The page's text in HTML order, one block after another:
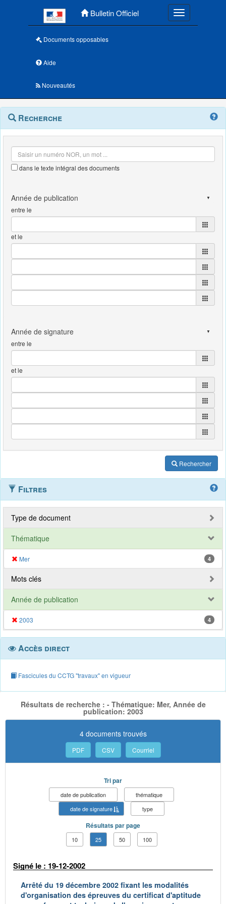
Bulletin Officiel Toggle
Documents opposables
Aide
Nouveautés
Navigation
outils
Menu
contextuel
Recherche
dans le texte intégral des documents
entre le
et le
entre le
et le
Rechercher
Filtres
Type de document
Thématique
Mer 4
Mots clés
Année de publication
2003 4
Accès direct
Fascicules du CCTG "travaux" en vigueur
Résultats de recherche : - Thématique: Mer, Année de
publication: 2003
4 documents trouvés
PDF CSV Courriel
Tri par
date de publication
thématique
date de signature
type
Résultats par page
10 25 50 100
Signé le : 19-12-2002
Arrêté du 19 décembre 2002 fixant les modalités
d'organisation des épreuves du certificat d'aptitude